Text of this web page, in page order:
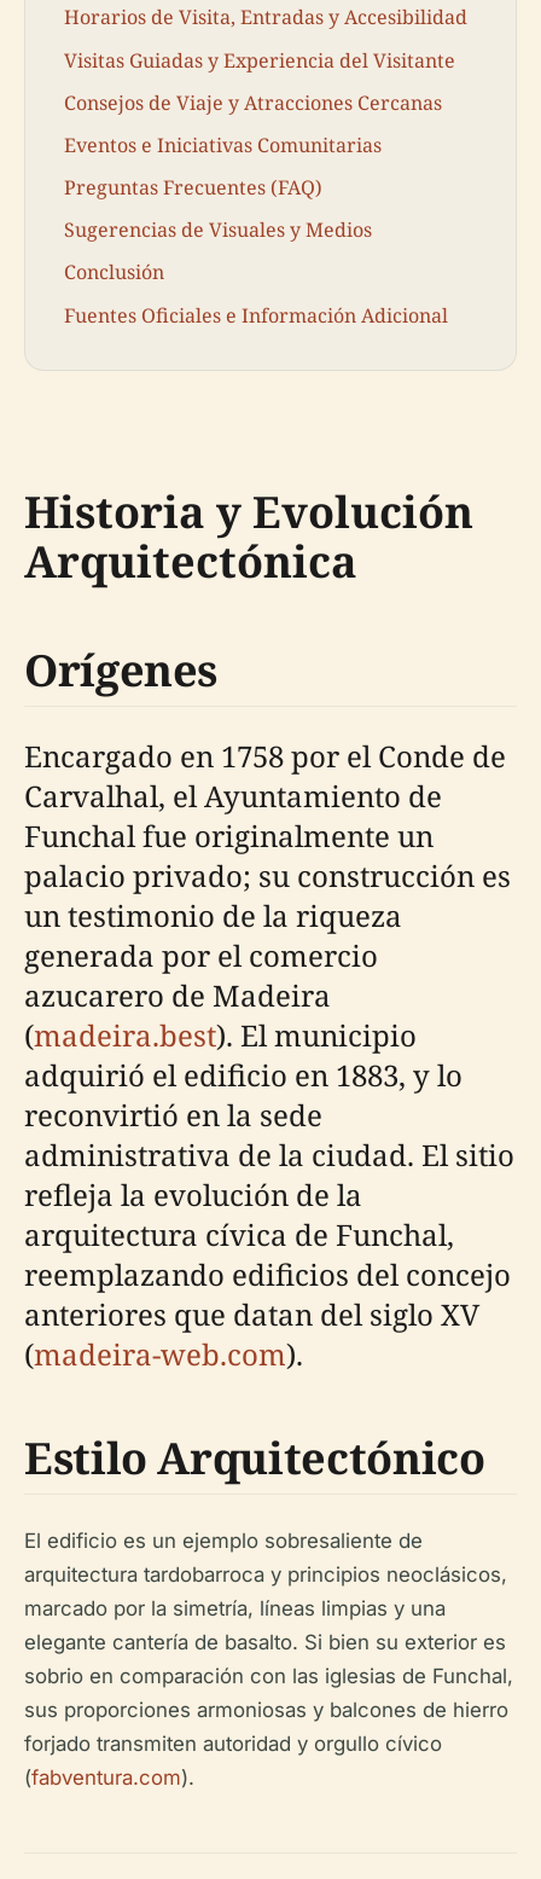
Horarios de Visita, Entradas y Accesibilidad
Visitas Guiadas y Experiencia del Visitante
Consejos de Viaje y Atracciones Cercanas
Eventos e Iniciativas Comunitarias
Preguntas Frecuentes (FAQ)
Sugerencias de Visuales y Medios
Conclusión
Fuentes Oficiales e Información Adicional
Historia y Evolución
Arquitectónica
Orígenes
Encargado en 1758 por el Conde de
Carvalhal, el Ayuntamiento de
Funchal fue originalmente un
palacio privado; su construcción es
un testimonio de la riqueza
generada por el comercio
azucarero de Madeira
(madeira.best). El municipio
adquirió el edificio en 1883, y lo
reconvirtió en la sede
administrativa de la ciudad. El sitio
refleja la evolución de la
arquitectura cívica de Funchal,
reemplazando edificios del concejo
anteriores que datan del siglo XV
(madeira-web.com).
Estilo Arquitectónico
El edificio es un ejemplo sobresaliente de
arquitectura tardobarroca y principios neoclásicos,
marcado por la simetría, líneas limpias y una
elegante cantería de basalto. Si bien su exterior es
sobrio en comparación con las iglesias de Funchal,
sus proporciones armoniosas y balcones de hierro
forjado transmiten autoridad y orgullo cívico
(fabventura.com).